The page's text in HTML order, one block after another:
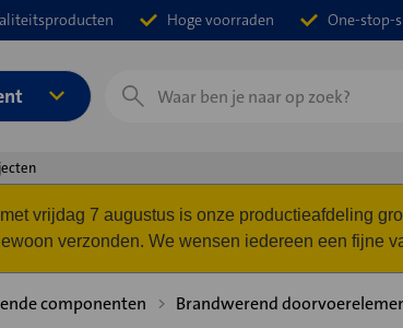
Hoge voorraden One-stop-
Zoeken
vrijdag 7 augustus is onze productieafdeling
verzonden. We wensen iedereen een fijne
componenten Brandwerend